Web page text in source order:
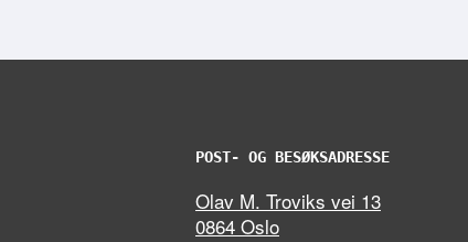
POST- OG BESØKSADRESSE
Olav M. Troviks vei 13
0864 Oslo